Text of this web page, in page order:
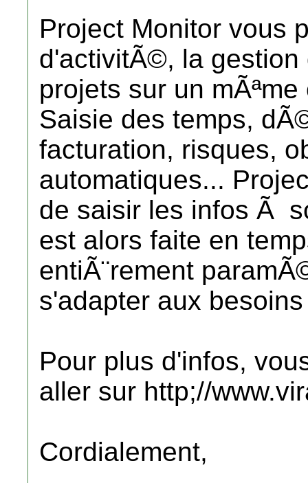
Project Monitor vous
d'activitÃ©, la
projets sur un
Saisie des temps,
facturation, risques,
automatiques...
de saisir les infos Ã
est alors faite en
entiÃ¨rement
s'adapter aux
Pour plus d'infos,
aller sur http;//
Cordialement,